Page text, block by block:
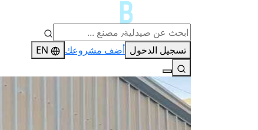
تسجيل الدخول أضف مشروعك EN